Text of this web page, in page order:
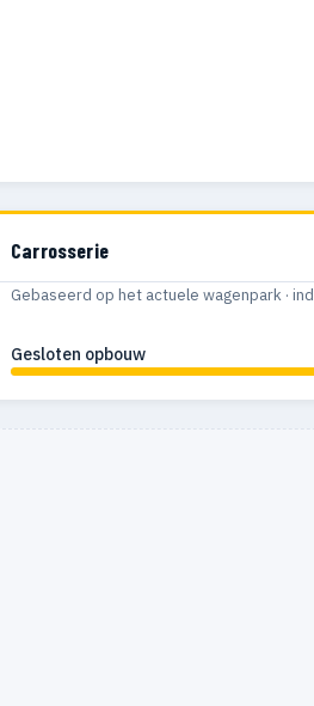
Carrosserie
Gebaseerd op het actuele wagenpark ·
Gesloten opbouw